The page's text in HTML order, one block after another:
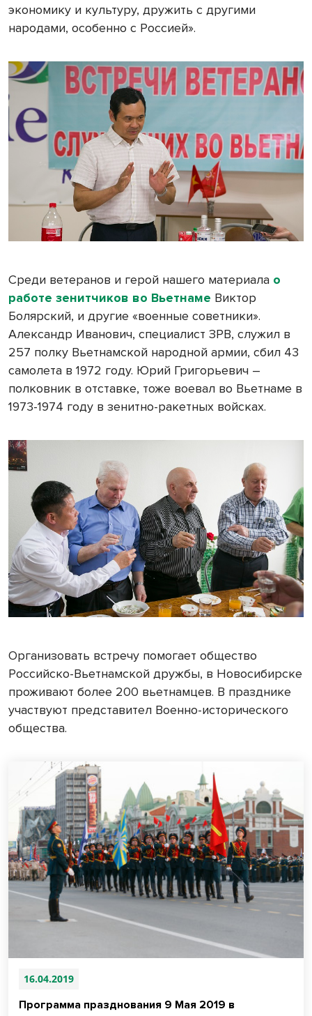
экономику и культуру, дружить с другими
народами, особенно с Россией».
Среди ветеранов и герой нашего материала о
работе зенитчиков во Вьетнаме Виктор
Болярский, и другие «военные советники».
Александр Иванович, специалист ЗРВ, служил в
257 полку Вьетнамской народной армии, сбил 43
самолета в 1972 году. Юрий Григорьевич –
полковник в отставке, тоже воевал во Вьетнаме в
1973-1974 году в зенитно-ракетных войсках.
Организовать встречу помогает общество
Российско-Вьетнамской дружбы, в Новосибирске
проживают более 200 вьетнамцев. В празднике
участвуют представител Военно-исторического
общества.
16.04.2019
Программа празднования 9 Мая 2019 в